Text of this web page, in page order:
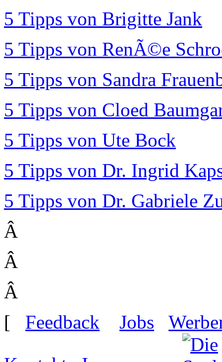
5 Tipps von Brigitte Jank
5 Tipps von RenÃ©e
5 Tipps von Sandra
5 Tipps von Cloed
5 Tipps von Ute Bock
5 Tipps von Dr. Ingrid
5 Tipps von Dr. Gabriele
Â
Â
Â
[
Feedback Jobs